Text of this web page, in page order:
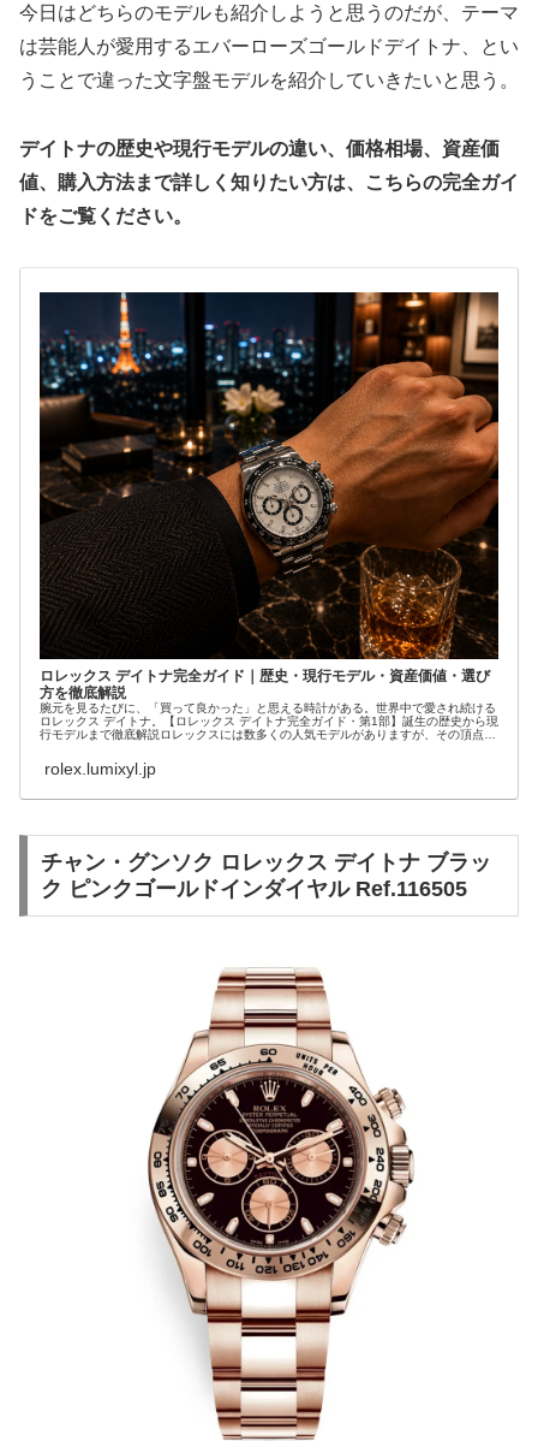
今日はどちらのモデルも紹介しようと思うのだが、テーマ
は芸能人が愛用するエバーローズゴールドデイトナ、とい
うことで違った文字盤モデルを紹介していきたいと思う。
デイトナの歴史や現行モデルの違い、価格相場、資産価
値、購入方法まで詳しく知りたい方は、こちらの完全ガイ
ドをご覧ください。
ロレックス デイトナ完全ガイド｜歴史・現行モデル・資産価値・選び
方を徹底解説
腕元を見るたびに、「買って良かった」と思える時計がある。世界中で愛され続ける
ロレックス デイトナ。【ロレックス デイトナ完全ガイド・第1部】誕生の歴史から現
行モデルまで徹底解説ロレックスには数多くの人気モデルがありますが、その頂点に
rolex.lumixyl.jp
チャン・グンソク ロレックス デイトナ ブラッ
ク ピンクゴールドインダイヤル Ref.116505